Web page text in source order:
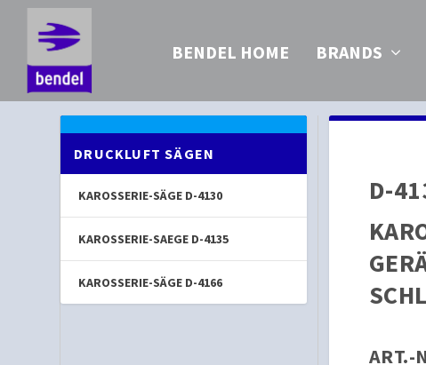
BENDEL HOME BRANDS
D-
ART.-
DRUCKLUFT SÄGEN
KAROSSERIE-SÄGE D-4130
KAROSSERIE-SAEGE D-4135
KAROSSERIE-SÄGE D-4166